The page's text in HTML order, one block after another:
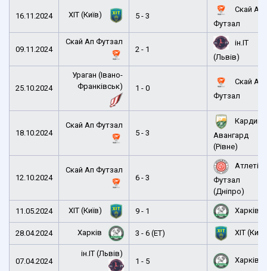
16.11.2024 ХІТ (Київ) 5 - 3
Скай Ап
Футзал
09.11.2024
Скай Ап Футзал
2 - 1
ін.ІТ
(Львів)
25.10.2024
Ураган (Івано-
Франківськ)
1 - 0
Скай Ап
Футзал
18.10.2024
Скай Ап Футзал
5 - 3
Авангард
(Рівне)
12.10.2024
Скай Ап Футзал
6 - 3
Атлетік
Футзал
(Дніпро)
11.05.2024 ХІТ (Київ) 9 - 1 Харків
28.04.2024 Харків 3 - 6 (ЕТ) ХІТ
07.04.2024
ін.ІТ (Львів)
1 - 5
Харків